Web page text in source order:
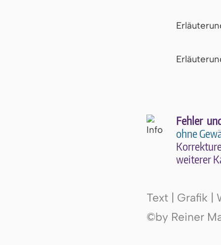
Fehler
ohne
wei­te­rer
Text | Grafik |
©by Reiner